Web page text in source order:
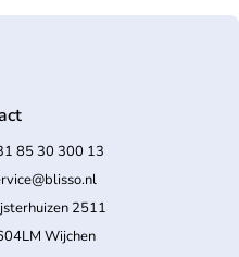
85 30 300 13
2511
Wijchen